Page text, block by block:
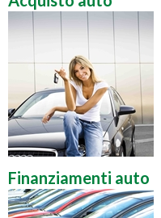
Finanziamenti auto